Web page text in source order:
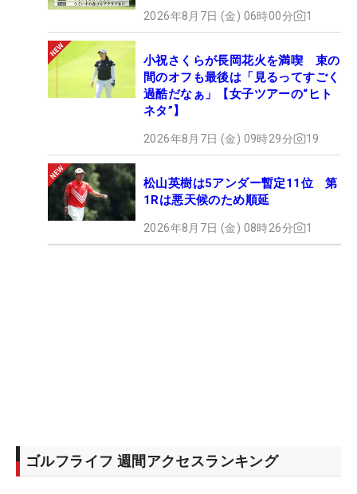
2026年8月7日 (金) 06時00分 1
小祝さくらが長岡花火を満喫 束の
間のオフも最後は「見るってすごく
過酷だなぁ」【女子ツアーの“ヒト
ネタ”】
2026年8月7日 (金) 09時29分 19
松山英樹は5アンダー暫定11位 第
1Rは悪天候のため順延
2026年8月7日 (金) 08時26分 1
ゴルフライフ 週間アクセスランキング